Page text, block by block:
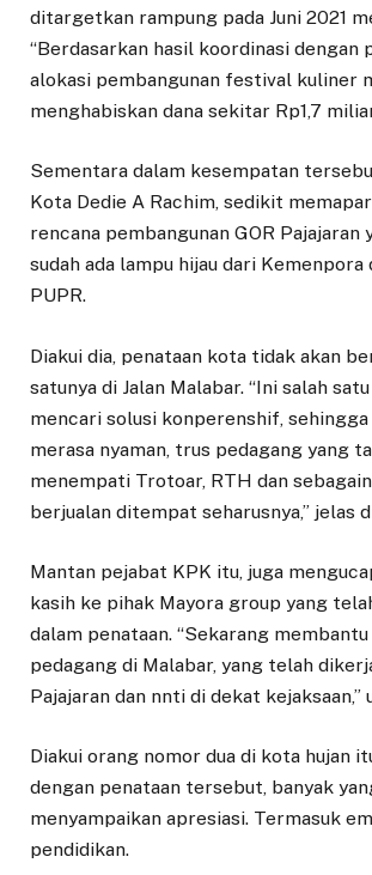
ditargetkan rampung pada Juni 2021
“Berdasarkan hasil koordinasi dengan
alokasi pembangunan festival kuliner
menghabiskan dana sekitar Rp1,7
Sementara dalam kesempatan
Kota Dedie A Rachim, sedikit
rencana pembangunan GOR Pajajaran
sudah ada lampu hijau dari Kemenpora
PUPR.
Diakui dia, penataan kota tidak akan
satunya di Jalan Malabar. “Ini salah
mencari solusi konperenshif,
merasa nyaman, trus pedagang yang
menempati Trotoar, RTH dan
berjualan ditempat seharusnya,” jelas
Mantan pejabat KPK itu, juga
kasih ke pihak Mayora group yang
dalam penataan. “Sekarang
pedagang di Malabar, yang telah
Pajajaran dan nnti di dekat kejaksaan,”
Diakui orang nomor dua di kota hujan
dengan penataan tersebut, banyak
menyampaikan apresiasi. Termasuk
pendidikan.